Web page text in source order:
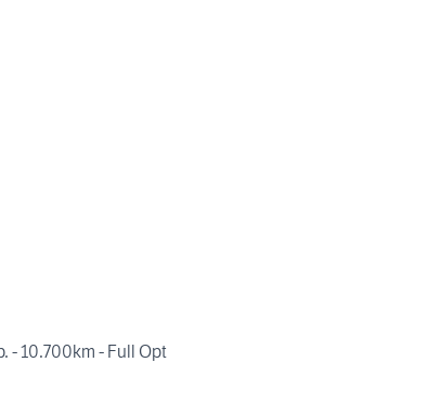
- 10.700km - Full Opt